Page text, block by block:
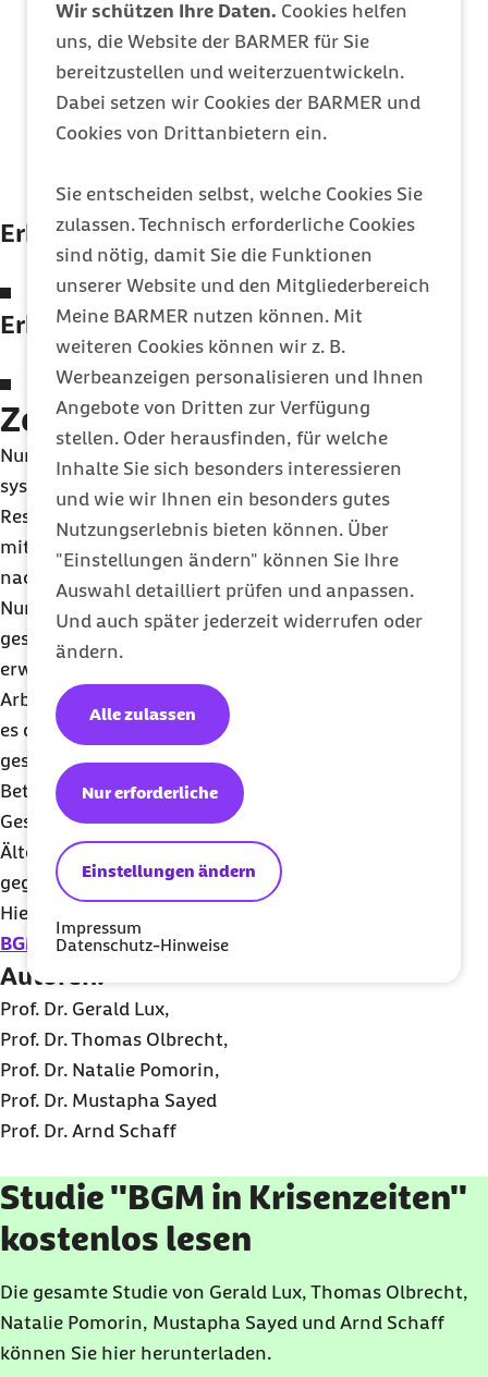
Wir schützen Ihre Daten. Cookies helfen
uns, die Website der BARMER für Sie
bereitzustellen und weiterzuentwickeln.
Dabei setzen wir Cookies der BARMER und
Cookies von Drittanbietern ein.
Sie entscheiden selbst, welche Cookies Sie
zulassen. Technisch erforderliche Cookies
sind nötig, damit Sie die Funktionen
unserer Website und den Mitgliederbereich
Meine BARMER nutzen können. Mit
weiteren Cookies können wir z. B.
Werbeanzeigen personalisieren und Ihnen
Angebote von Dritten zur Verfügung
stellen. Oder herausfinden, für welche
Inhalte Sie sich besonders interessieren
und wie wir Ihnen ein besonders gutes
Nutzungserlebnis bieten können. Über
"Einstellungen ändern" können Sie Ihre
Auswahl detailliert prüfen und anpassen.
Und auch später jederzeit widerrufen oder
ändern.
Einstellungen ändern
Nur erforderliche
Alle zulassen
Impressum
Datenschutz-Hinweise
Branchen und Unternehmensgrößen im
Alter von 15-74 Jahren, 33% davon
Führungskräfte
269 von der Grundgesamtheit waren
dem Bereich BGF/BGM
Erhebungszeitraum:
Herbst 2024
Erhebungsmethode:
Online-Fragebogen
Zentrale Erkenntnisse
Nur 40% der Unternehmen betreiben ein
systematisches BGM. Große Betriebe mit mehr
Ressourcen bieten BGM an, während kleine und
mittelständische Unternehmen noch viel
nachholen müssen.
Nur ein Teil der Mitarbeitenden nimmt eine
gesundheitsorientierte Führung wahr und viele
erwarten mehr sinnvolle Angebote für den
Arbeitsalltag. Vorgesetze sind entscheidend, wenn
es darum geht, Arbeit gesundheitsfördernd zu
gestalten.
Betriebe berücksichtigen die psychische
Gesundheit kaum.
Ältere Mitarbeitende stehen dem BGM kritischer
gegenüber als jüngere.
Hier lesen Sie den ausführlichen Artikel zur
BGM in Krisenzeiten.
Autoren:
Prof. Dr. Gerald Lux,
Prof. Dr. Thomas Olbrecht,
Prof. Dr. Natalie Pomorin,
Prof. Dr. Mustapha Sayed
Prof. Dr. Arnd Schaff
Studie "BGM in Krisenzeiten"
kostenlos lesen
Die gesamte Studie von Gerald Lux, Thomas Olbrecht,
Natalie Pomorin, Mustapha Sayed und Arnd Schaff
können Sie hier herunterladen.